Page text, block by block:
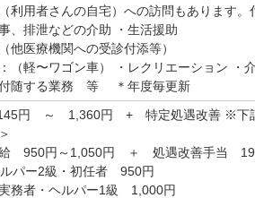
利用者さんの自宅）への訪問もあります。
、排泄などの介助 ・生活援助
他医療機関への受診付添等）
（軽〜ワゴン車） ・レクリエーション ・
付随する業務 等 ＊年度毎更新
円 ～ 1,360円 + 特定処遇改善 ※下
給 950円～1,050円 ＋ 処遇改善手当
パー2級・初任者 950円
ヘルパー1級 1,000円